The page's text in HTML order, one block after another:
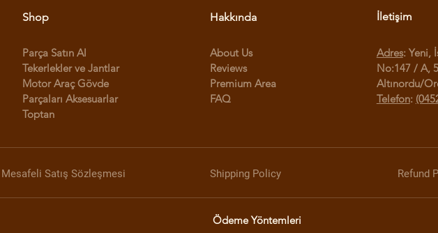
Shop
Parça Satın Al
Tekerlekler ve Jantlar
Motor Araç Gövde
Parçaları Aksesuarlar
Toptan
Hakkında
About Us
Reviews
Premium Area
FAQ
İletişim
Adres: Yeni,
No:147 / A,
Altınordu/
Telefon:
Mesafeli Satış Sözleşmesi Shipping Policy Refund
Ödeme Yöntemleri